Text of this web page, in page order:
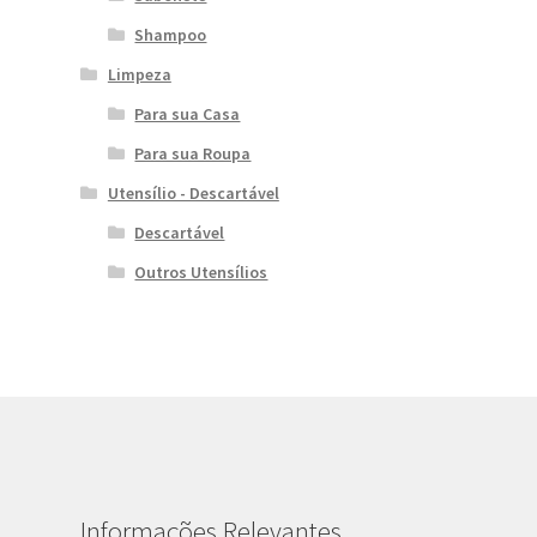
Shampoo
Limpeza
Para sua Casa
Para sua Roupa
Utensílio - Descartável
Descartável
Outros Utensílios